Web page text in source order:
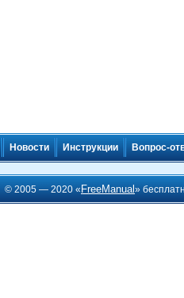
Новости Инструкции Вопрос-
© 2005 — 2020 « FreeManual»